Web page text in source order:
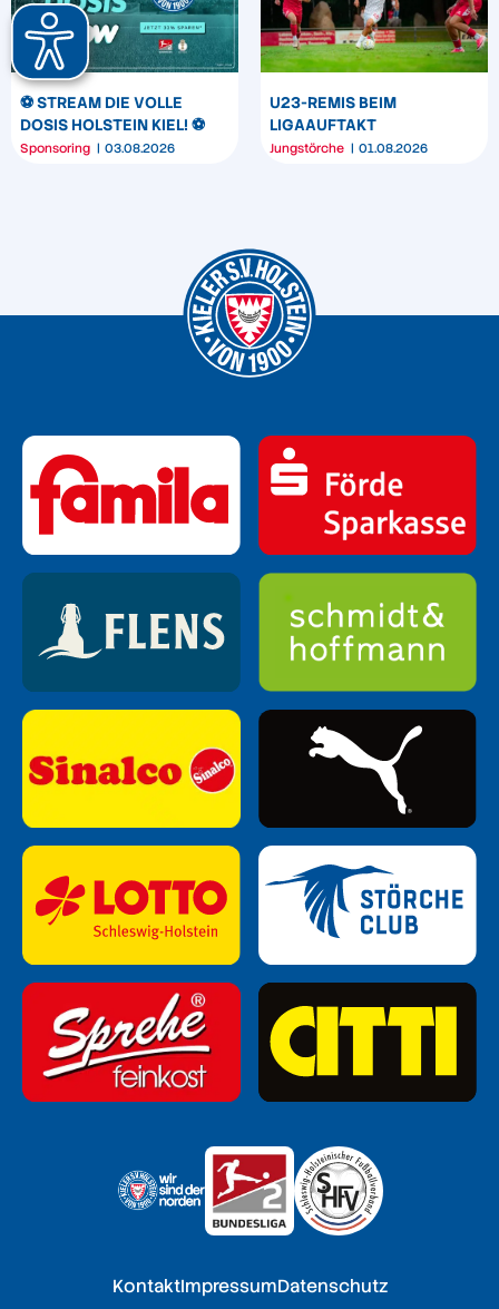
⚽️ STREAM DIE VOLLE
DOSIS HOLSTEIN KIEL! ⚽️
Sponsoring 03.08.2026
U23-REMIS BEIM
LIGAAUFTAKT
Jungstörche 01.08.2026
KontaktImpressumDatenschutz